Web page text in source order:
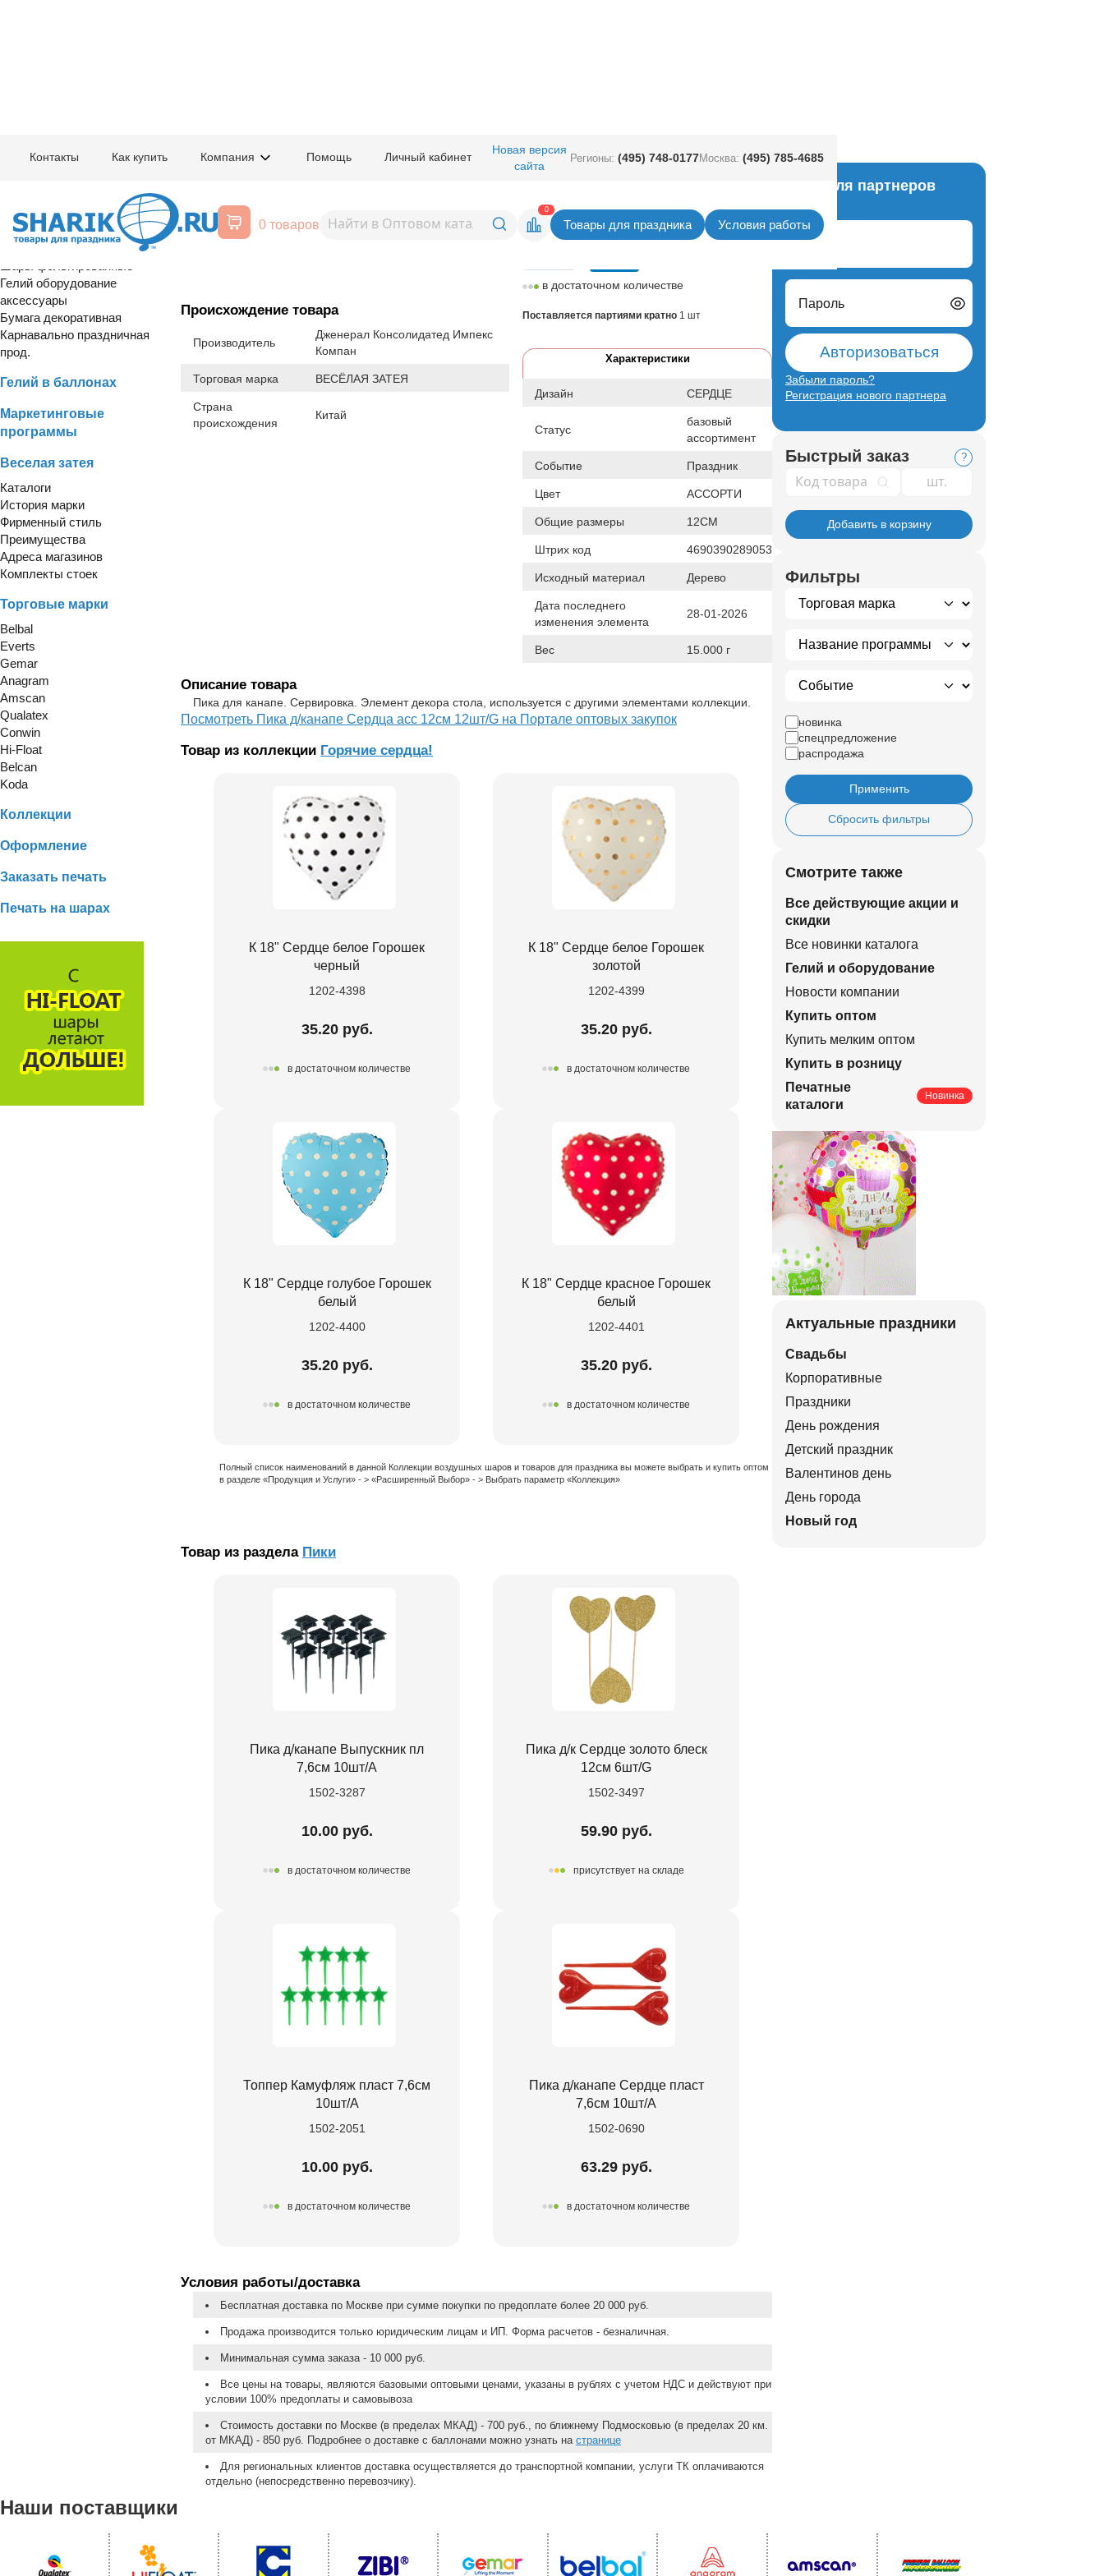
Контакты Как купить Компания Помощь Личный кабинет
Новая версия
сайта
Регионы: (495) 748-0177Москва: (495) 785-4685
0 товаров
0
Товары для праздника Условия работы
Расширенный поиск
Шары латексные
Гелий оборудование
аксессуары
Бумага декоративная
Карнавально праздничная
прод.
Гелий в баллонах
Маркетинговые
программы
Веселая затея
Каталоги
История марки
Фирменный стиль
Преимущества
Адреса магазинов
Комплекты стоек
Торговые марки
Belbal
Everts
Gemar
Anagram
Amscan
Qualatex
Conwin
Hi-Float
Belcan
Koda
Коллекции
Оформление
Заказать печать
Печать на шарах
1502-3416 Пика д/канапе Сердца асс 12см 12шт/G
Происхождение товара
Производитель
Дженерал Консолидатед Импекс
Компан
Торговая марка ВЕСЁЛАЯ ЗАТЕЯ
Страна
происхождения
Китай
Цена 70,30 руб. за шт
в достаточном количестве
Поставляется партиями кратно 1 шт
Характеристики
Дизайн СЕРДЦЕ
Статус
базовый
ассортимент
Событие Праздник
Цвет АССОРТИ
Общие размеры 12СМ
Штрих код 4690390289053
Исходный материал Дерево
Дата последнего
изменения элемента
28-01-2026
Вес 15.000 г
Описание товара
Пика для канапе. Сервировка. Элемент декора стола, используется с другими элементами коллекции.
Посмотреть Пика д/канапе Сердца асс 12см 12шт/G на Портале оптовых закупок
Товар из коллекции Горячие сердца!
К 18" Сердце белое Горошек
черный
1202-4398
35.20 руб.
в достаточном количестве
К 18" Сердце белое Горошек
золотой
1202-4399
35.20 руб.
в достаточном количестве
К 18" Сердце голубое Горошек
белый
1202-4400
35.20 руб.
в достаточном количестве
К 18" Сердце красное Горошек
белый
1202-4401
35.20 руб.
в достаточном количестве
Полный список наименований в данной Коллекции воздушных шаров и товаров для праздника вы можете выбрать и купить оптом
в разделе «Продукция и Услуги» - > «Расширенный Выбор» - > Выбрать параметр «Коллекция»
Товар из раздела Пики
Пика д/канапе Выпускник пл
7,6см 10шт/А
1502-3287
10.00 руб.
в достаточном количестве
Пика д/к Сердце золото блеск
12см 6шт/G
1502-3497
59.90 руб.
присутствует на складе
Топпер Камуфляж пласт 7,6см
10шт/А
1502-2051
10.00 руб.
в достаточном количестве
Пика д/канапе Сердце пласт
7,6см 10шт/А
1502-0690
63.29 руб.
в достаточном количестве
Условия работы/доставка
Бесплатная доставка по Москве при сумме покупки по предоплате более 20 000 руб.
Продажа производится только юридическим лицам и ИП. Форма расчетов - безналичная.
Минимальная сумма заказа - 10 000 руб.
Все цены на товары, являются базовыми оптовыми ценами, указаны в рублях с учетом НДС и действуют при
условии 100% предоплаты и самовывоза
Стоимость доставки по Москве (в пределах МКАД) - 700 руб., по ближнему Подмосковью (в пределах 20 км.
от МКАД) - 850 руб. Подробнее о доставке с баллонами можно узнать на странице
Для региональных клиентов доставка осуществляется до транспортной компании, услуги ТК оплачиваются
отдельно (непосредственно перевозчику).
Вход для партнеров
Логин
Пароль
Авторизоваться
Забыли пароль?
Регистрация нового партнера
Быстрый заказ ?
Код товара
Добавить в корзину
Фильтры
новинка
спецпредложение
распродажа
Применить
Сбросить фильтры
Смотрите также
Все действующие акции и
скидки
Все новинки каталога
Гелий и оборудование
Новости компании
Купить оптом
Купить мелким оптом
Купить в розницу
Печатные
каталоги
Новинка
Актуальные праздники
Свадьбы
Корпоративные
Праздники
День рождения
Детский праздник
Валентинов день
День города
Новый год
Наши поставщики